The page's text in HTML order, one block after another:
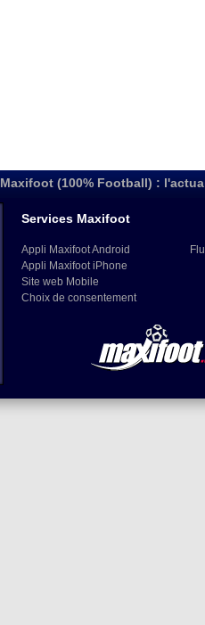
Maxifoot (100% Football) :
Services Maxifoot
Appli Maxifoot Android
Appli Maxifoot iPhone
Site web Mobile
Choix de consentement